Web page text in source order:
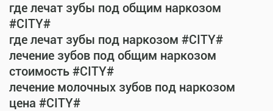
где лечат зубы под общим наркозом
#CITY#
где лечат зубы под наркозом #CITY#
лечение зубов под общим наркозом
стоимость #CITY#
лечение молочных зубов под наркозом
цена #CITY#